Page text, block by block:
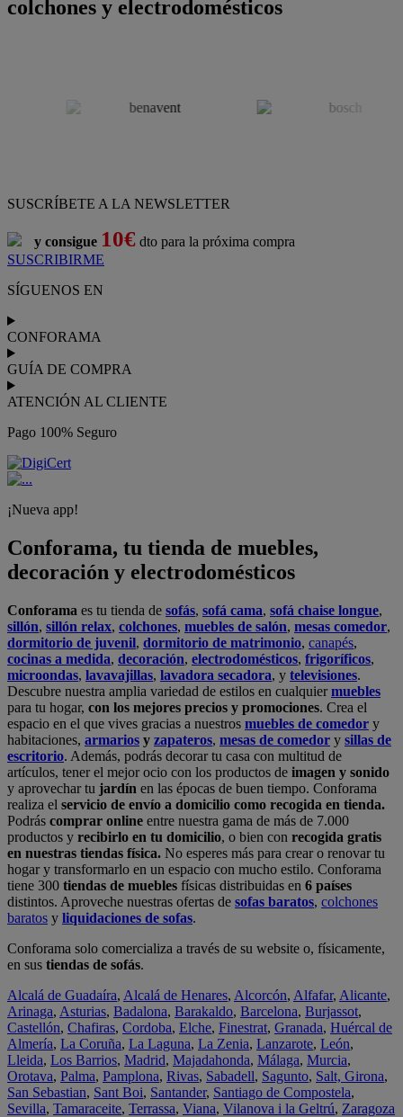
colchones y electrodomésticos
SUSCRÍBETE A LA NEWSLETTER
y consigue 10€ dto para la próxima compra
SUSCRIBIRME
SÍGUENOS EN
CONFORAMA
GUÍA DE COMPRA
ATENCIÓN AL CLIENTE
Pago 100% Seguro
¡Nueva app!
Conforama, tu tienda de muebles,
decoración y electrodomésticos
Conforama es tu tienda de sofás, sofá cama, sofá chaise longue,
sillón, sillón relax, colchones, muebles de salón, mesas comedor,
dormitorio de juvenil, dormitorio de matrimonio, canapés,
cocinas a medida, decoración, electrodomésticos, frigoríficos,
microondas, lavavajillas, lavadora secadora, y televisiones.
Descubre nuestra amplia variedad de estilos en cualquiermuebles
para tu hogar, con los mejores precios y promociones. Crea el
espacio en el que vives gracias a nuestros muebles de comedor y
habitaciones, armarios y zapateros, mesas de comedor y sillas de
escritorio. Además, podrás decorar tu casa con multitud de
artículos, tener el mejor ocio con los productos de imagen y sonido
y aprovechar tu jardín en las épocas de buen tiempo. Conforama
realiza el servicio de envío a domicilio como recogida en tienda.
Podrás comprar online entre nuestra gama de más de 7.000
productos y recibirlo en tu domicilio, o bien con recogida gratis
en nuestras tiendas física. No esperes más para crear o renovar tu
hogar y transformarlo en un espacio con mucho estilo. Conforama
tiene 300 tiendas de muebles físicas distribuidas en 6 países
distintos. Aproveche nuestras ofertas de sofas baratos, colchones
baratos y liquidaciones de sofas.
Conforama solo comercializa a través de su website o, físicamente,
en sus tiendas de sofás.
Alcalá de Guadaíra, Alcalá de Henares, Alcorcón, Alfafar, Alicante,
Arinaga, Asturias, Badalona, Barakaldo, Barcelona, Burjassot,
Castellón, Chafiras, Cordoba, Elche, Finestrat, Granada, Huércal de
Almería, La Coruña, La Laguna, La Zenia, Lanzarote, León,
Lleida, Los Barrios, Madrid, Majadahonda, Málaga, Murcia,
Orotava, Palma, Pamplona, Rivas, Sabadell, Sagunto, Salt, Girona,
San Sebastian, Sant Boi, Santander, Santiago de Compostela,
Sevilla, Tamaraceite, Terrassa, Viana, Vilanova i la Geltrú, Zaragoza